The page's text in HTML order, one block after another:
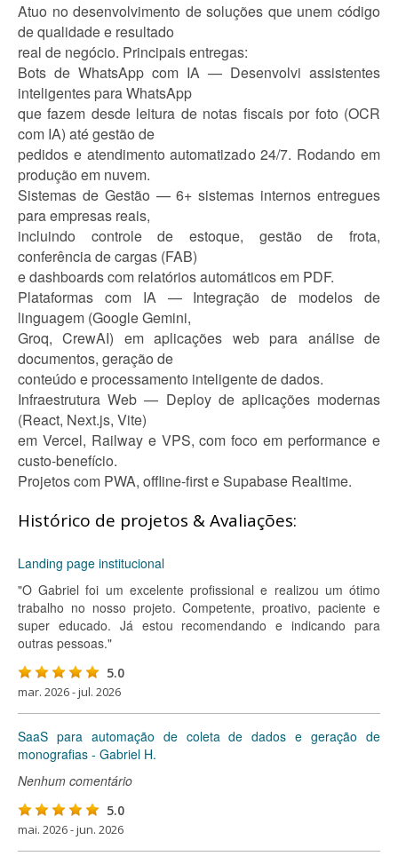
Atuo no desenvolvimento de soluções que unem código
de qualidade e resultado
real de negócio. Principais entregas:
Bots de WhatsApp com IA — Desenvolvi assistentes
inteligentes para WhatsApp
que fazem desde leitura de notas fiscais por foto (OCR
com IA) até gestão de
pedidos e atendimento automatizado 24/7. Rodando em
produção em nuvem.
Sistemas de Gestão — 6+ sistemas internos entregues
para empresas reais,
incluindo controle de estoque, gestão de frota,
conferência de cargas (FAB)
e dashboards com relatórios automáticos em PDF.
Plataformas com IA — Integração de modelos de
linguagem (Google Gemini,
Groq, CrewAI) em aplicações web para análise de
documentos, geração de
conteúdo e processamento inteligente de dados.
Infraestrutura Web — Deploy de aplicações modernas
(React, Next.js, Vite)
em Vercel, Railway e VPS, com foco em performance e
custo-benefício.
Projetos com PWA, offline-first e Supabase Realtime.
Histórico de projetos & Avaliações:
Landing page institucional
"O Gabriel foi um excelente profissional e realizou um ótimo
trabalho no nosso projeto. Competente, proativo, paciente e
super educado. Já estou recomendando e indicando para
outras pessoas."
5.0
mar. 2026 - jul. 2026
SaaS para automação de coleta de dados e geração de
monografias - Gabriel H.
Nenhum comentário
5.0
mai. 2026 - jun. 2026